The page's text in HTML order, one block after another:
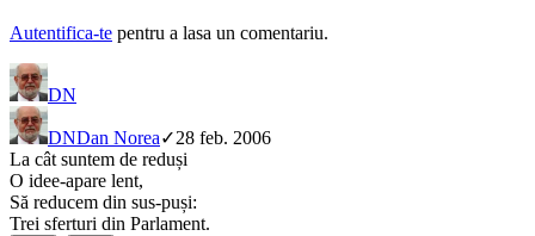
Autentifica-te pentru a lasa un comentariu.
DN
DNDan Norea✓28 feb. 2006
La cât suntem de reduși
O idee-apare lent,
Să reducem din sus-puși:
Trei sferturi din Parlament.